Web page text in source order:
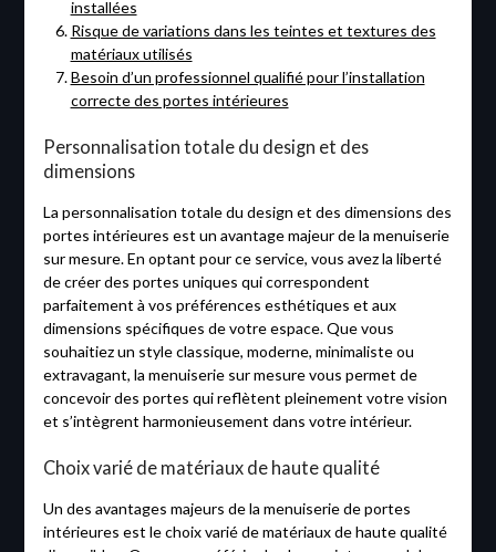
installées
Risque de variations dans les teintes et textures des
matériaux utilisés
Besoin d’un professionnel qualifié pour l’installation
correcte des portes intérieures
Personnalisation totale du design et des
dimensions
La personnalisation totale du design et des dimensions des
portes intérieures est un avantage majeur de la menuiserie
sur mesure. En optant pour ce service, vous avez la liberté
de créer des portes uniques qui correspondent
parfaitement à vos préférences esthétiques et aux
dimensions spécifiques de votre espace. Que vous
souhaitiez un style classique, moderne, minimaliste ou
extravagant, la menuiserie sur mesure vous permet de
concevoir des portes qui reflètent pleinement votre vision
et s’intègrent harmonieusement dans votre intérieur.
Choix varié de matériaux de haute qualité
Un des avantages majeurs de la menuiserie de portes
intérieures est le choix varié de matériaux de haute qualité